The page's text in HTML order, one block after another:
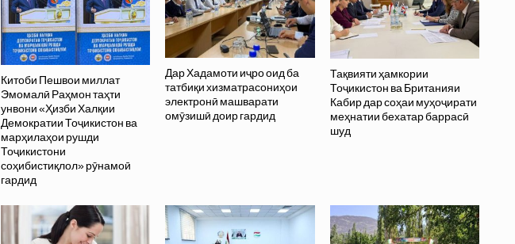
Китоби Пешвои миллат
Эмомалӣ Раҳмон таҳти
унвони «Ҳизби Халқии
Демократии Тоҷикистон ва
марҳилаҳои рушди
Тоҷикистони
соҳибистиқлол» рӯнамоӣ
гардид
Дар Хадамоти иҷро оид ба
татбиқи хизматрасониҳои
электронӣ машварати
омӯзишӣ доир гардид
Тақвияти ҳамкории
Тоҷикистон ва Британияи
Кабир дар соҳаи муҳоҷирати
меҳнатии бехатар баррасӣ
шуд